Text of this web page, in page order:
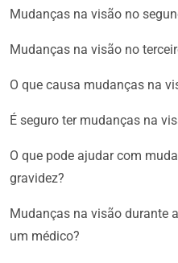
Mudanças na visão no
Mudanças na visão no
O que causa mudanças na
É seguro ter mudanças na
O que pode ajudar com
gravidez?
Mudanças na visão durante
um médico?